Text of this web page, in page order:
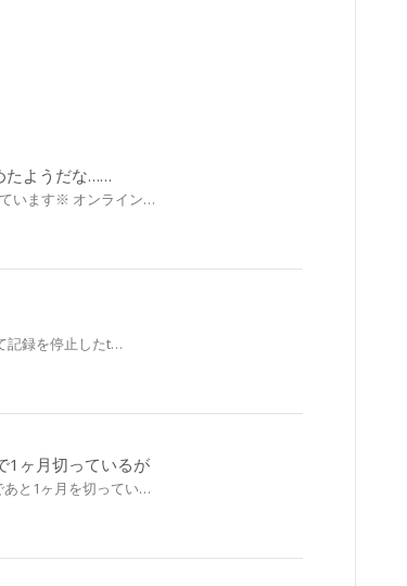
たようだな……
います※ オンライン…
記録を停止したt…
1ヶ月切っているが
と1ヶ月を切ってい…